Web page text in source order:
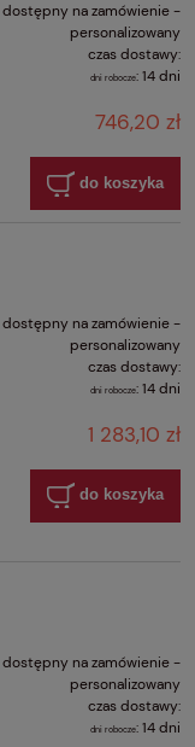
dostępny na zamówienie -
personalizowany
czas dostawy:
dni robocze:14 dni
746,20 zł
do koszyka
dostępny na zamówienie -
personalizowany
czas dostawy:
dni robocze:14 dni
1 283,10 zł
do koszyka
dostępny na zamówienie -
personalizowany
czas dostawy:
dni robocze:14 dni